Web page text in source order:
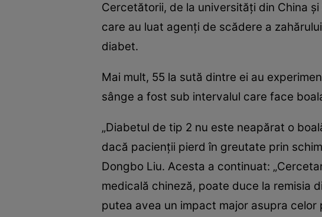
Cercetătorii, de la universități din China
care au luat agenți de scădere a
diabet.
Mai mult, 55 la sută dintre ei au
sânge a fost sub intervalul care face
„Diabetul de tip 2 nu este neapărat o
dacă pacienții pierd în greutate prin
Dongbo Liu. Acesta a continuat:
medicală chineză, poate duce la remisia
putea avea un impact major asupra